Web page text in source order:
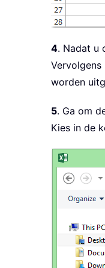
4. Nadat u
worden
5. Ga om
Kies in de